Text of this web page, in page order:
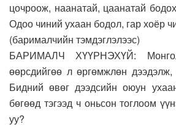
цочроож, наанатай, цаанатай
Одоо чиний ухаан бодол, гар хоёр
(барималчийн тэмдэглэлээс)
БАРИМАЛЧ ХҮҮРНЭХҮЙ:
өөрсдийгөө л өргөмжлөн дээдэлж,
Бидний өвөг дээдсийн оюун
бөгөөд тэгээд ч оньсон тоглоом
уу?